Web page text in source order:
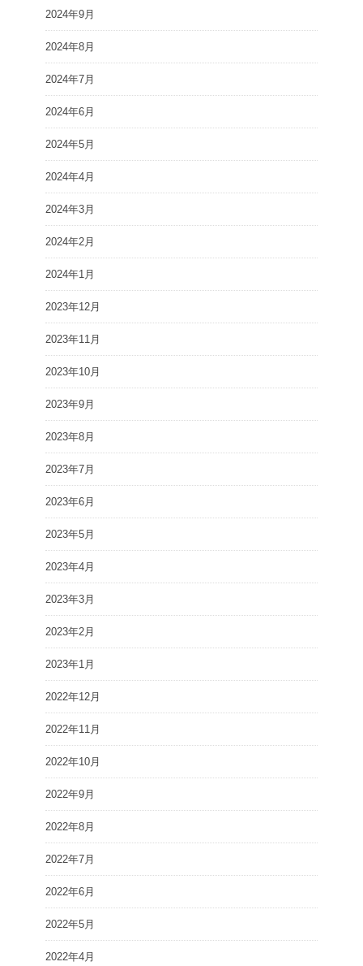
2024年9月
2024年8月
2024年7月
2024年6月
2024年5月
2024年4月
2024年3月
2024年2月
2024年1月
2023年12月
2023年11月
2023年10月
2023年9月
2023年8月
2023年7月
2023年6月
2023年5月
2023年4月
2023年3月
2023年2月
2023年1月
2022年12月
2022年11月
2022年10月
2022年9月
2022年8月
2022年7月
2022年6月
2022年5月
2022年4月